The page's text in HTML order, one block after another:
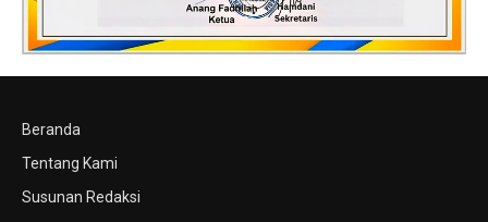
Beranda
Tentang Kami
Susunan Redaksi